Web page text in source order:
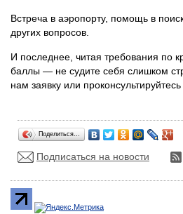
Встреча в аэропорту, помощь в
других вопросов.
И последнее, читая требования по
баллы — не судите себя слишком
нам заявку или
Поделиться…
Подписаться на новости